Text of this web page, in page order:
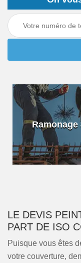
Ramonage
LE DEVIS
PART DE ISO
Puisque vous êtes
votre couverture,